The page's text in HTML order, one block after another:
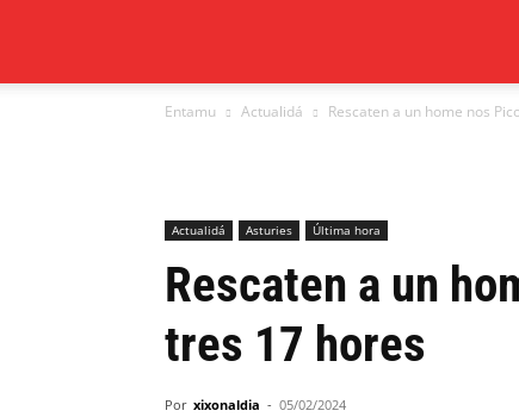
Entamu Actualidá Rescaten a un home nos
Actualidá Asturies Última hora
Rescaten a un
tres 17 hores
Por xixonaldia - 05/02/2024